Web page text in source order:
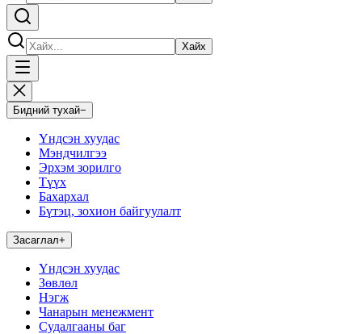
Хайх
Бидний тухай−
Үндсэн хуудас
Мэндчилгээ
Эрхэм зорилго
Түүх
Бахархал
Бүтэц, зохион байгуулалт
Засаглал+
Үндсэн хуудас
Зөвлөл
Нэгж
Чанарын менежмент
Судалгааны баг